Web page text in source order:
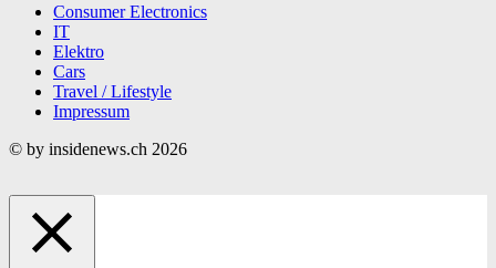
Consumer Electronics
IT
Elektro
Cars
Travel / Lifestyle
Impressum
© by insidenews.ch 2026